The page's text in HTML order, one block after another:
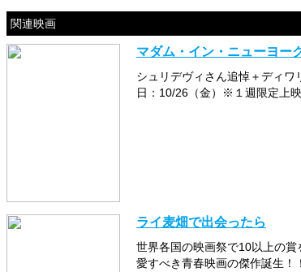
関連映画
マダム・イン・ニューヨー
シュリデヴィさん追悼＋ディワ
日：10/26（金）※１週限定上映
ライ麦畑で出会ったら
世界各国の映画祭で10以上の
愛すべき青春映画の傑作誕生！